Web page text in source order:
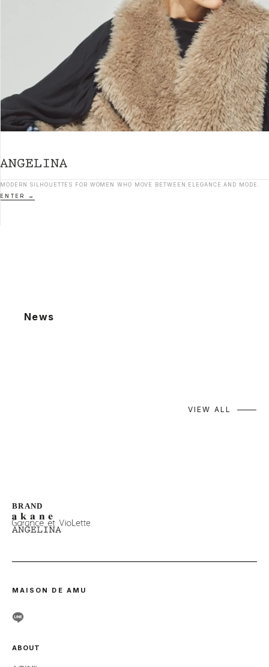
MODERN SILHOUETTES FOR WOMEN WHO MOVE BETWEEN ELEGANCE AND MODE.
ENTER
News
VIEW ALL
MAISON DE AMU
ABOUT